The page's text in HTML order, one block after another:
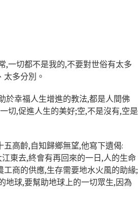
,一切都不是我的,不要對世俗有太多
多分別。
於幸福人生增進的教法,都是人間佛
切,促進人生的美好;空,不是沒有,空是
高齡,自知歸鄉無望,他寫下遺偈:
東去,終會有再回來的一日,人的生命
商的供應,生存需要地水火風的助緣;
地球,要幫助地球上的一切眾生,因為